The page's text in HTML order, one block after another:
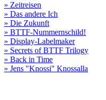
» Zeitreisen
» Das andere Ich
» Die Zukunft
» BTTF-Nummernschild!
» Display-Labelmaker
» Secrets of BTTF Trilogy
» Back in Time
» Jens "Knossi" Knossalla